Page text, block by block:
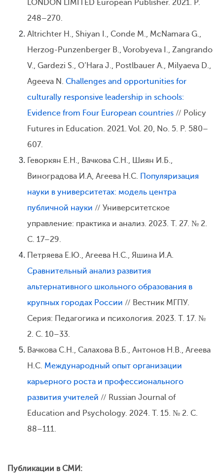
LONDON LIMITED European Publisher. 2021. P.
248–270.
Altrichter H., Shiyan I., Conde M., McNamara G.,
Herzog-Punzenberger B., Vorobyeva I., Zangrando
V., Gardezi S., O’Hara J., Postlbauer A., Milyaeva D.,
Ageeva N. Challenges and opportunities for
culturally responsive leadership in schools:
Evidence from Four European countries // Policy
Futures in Education. 2021. Vol. 20, No. 5. P. 580–
607.
Геворкян Е.Н., Вачкова С.Н., Шиян И.Б.,
Виноградова И.А, Агеева Н.С. Популяризация
науки в университетах: модель центра
публичной науки // Университетское
управление: практика и анализ. 2023. Т. 27. № 2.
С. 17–29.
Петряева Е.Ю., Агеева Н.С., Яшина И.А.
Сравнительный анализ развития
альтернативного школьного образования в
крупных городах России // Вестник МГПУ.
Серия: Педагогика и психология. 2023. Т. 17. №
2. С. 10–33.
Вачкова С.Н., Салахова В.Б., Антонов Н.В., Агеева
Н.С. Международный опыт организации
карьерного роста и профессионального
развития учителей // Russian Journal of
Education and Psychology. 2024. Т. 15. № 2. С.
88–111.
Публикации в СМИ: